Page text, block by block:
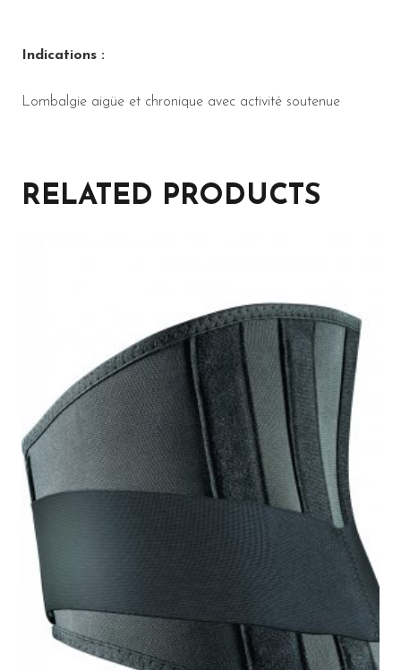
Indications :
Lombalgie aigüe et chronique avec activité soutenue
RELATED PRODUCTS